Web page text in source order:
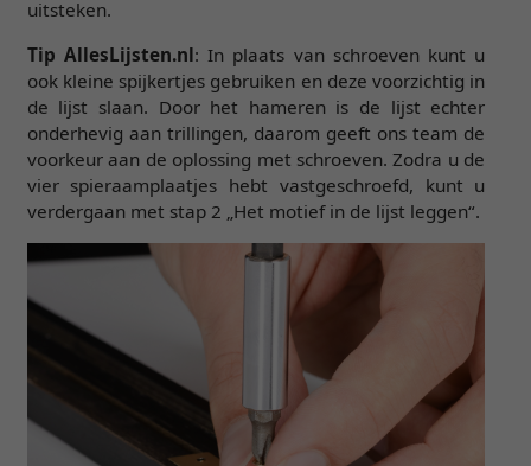
uitsteken.
Tip AllesLijsten.nl: In plaats van schroeven kunt u
ook kleine spijkertjes gebruiken en deze voorzichtig in
de lijst slaan. Door het hameren is de lijst echter
onderhevig aan trillingen, daarom geeft ons team de
voorkeur aan de oplossing met schroeven. Zodra u de
vier spieraamplaatjes hebt vastgeschroefd, kunt u
verdergaan met stap 2 „Het motief in de lijst leggen“.